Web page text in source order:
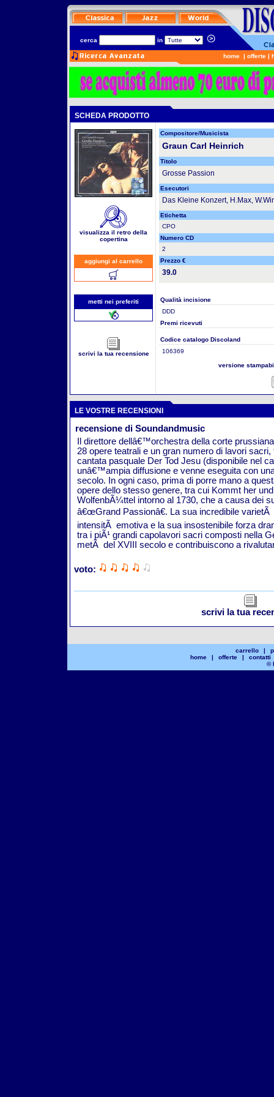
cerca in
home | offerte |
SCHEDA PRODOTTO
visualizza il retro della
copertina
aggiungi al carrello
metti nei preferiti
scrivi la tua recensione
Compositore/Musicista
Graun Carl Heinrich
Titolo
Grosse Passion
Esecutori
Das Kleine Konzert, H.Max,
Etichetta
CPO
Numero CD
2
Prezzo €
39.0
Qualità incisione
DDD
Premi ricevuti
Codice catalogo Discoland
106369
versione
LE VOSTRE RECENSIONI
recensione di Soundandmusic
Il direttore dellâ€™orchestra della corte
28 opere teatrali e un gran numero di lavori
cantata pasquale Der Tod Jesu (disponibile nel
unâ€™ampia diffusione e venne eseguita con
secolo. In ogni caso, prima di porre mano a
opere dello stesso genere, tra cui Kommt her
WolfenbÃ¼ttel intorno al 1730, che a causa dei
â€œGrand Passionâ€. La sua incredibile
intensitÃ emotiva e la sua insostenibile forza
tra i piÃ¹ grandi capolavori sacri composti nella
metÃ del XVIII secolo e contribuiscono a
voto:
scrivi la tua
carrello |
home
| offerte |
contatti
©